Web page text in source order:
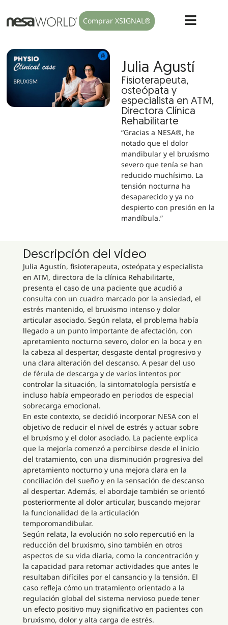
Comprar XSIGNAL®
Julia Agustí
Fisioterapeuta,
osteópata y
especialista en ATM,
Directora Clínica
Rehabilitarte
“Gracias a NESA®, he
notado que el dolor
mandibular y el bruxismo
severo que tenía se han
reducido muchísimo. La
tensión nocturna ha
desaparecido y ya no
despierto con presión en la
mandíbula.”
Descripción del video
Julia Agustín, fisioterapeuta, osteópata y especialista
en ATM, directora de la clínica Rehabilitarte,
presenta el caso de una paciente que acudió a
consulta con un cuadro marcado por la ansiedad, el
estrés mantenido, el bruxismo intenso y dolor
articular asociado. Según relata, el problema había
llegado a un punto importante de afectación, con
apretamiento nocturno severo, dolor en la boca y en
la cabeza al despertar, desgaste dental progresivo y
una clara alteración del descanso. A pesar del uso
de férula de descarga y de varios intentos por
controlar la situación, la sintomatología persistía e
incluso había empeorado en periodos de especial
sobrecarga emocional.
En este contexto, se decidió incorporar NESA con el
objetivo de reducir el nivel de estrés y actuar sobre
el bruxismo y el dolor asociado. La paciente explica
que la mejoría comenzó a percibirse desde el inicio
del tratamiento, con una disminución progresiva del
apretamiento nocturno y una mejora clara en la
conciliación del sueño y en la sensación de descanso
al despertar. Además, el abordaje también se orientó
posteriormente al dolor articular, buscando mejorar
la funcionalidad de la articulación
temporomandibular.
Según relata, la evolución no solo repercutió en la
reducción del bruxismo, sino también en otros
aspectos de su vida diaria, como la concentración y
la capacidad para retomar actividades que antes le
resultaban difíciles por el cansancio y la tensión. El
caso refleja cómo un tratamiento orientado a la
regulación global del sistema nervioso puede tener
un efecto positivo muy significativo en pacientes con
bruxismo, dolor y alta carga de estrés.